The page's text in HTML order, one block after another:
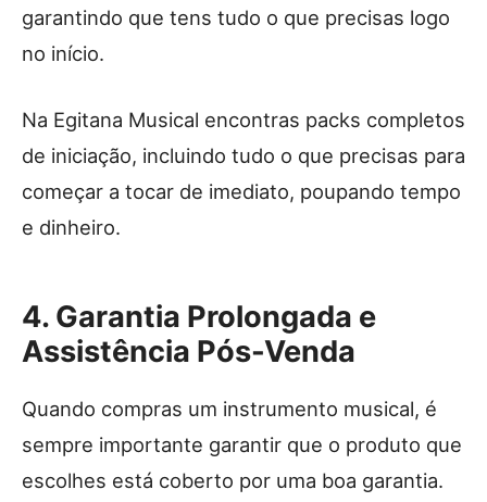
garantindo que tens tudo o que precisas logo
no início.
Na Egitana Musical encontras packs completos
de iniciação, incluindo tudo o que precisas para
começar a tocar de imediato, poupando tempo
e dinheiro.
4. Garantia Prolongada e
Assistência Pós-Venda
Quando compras um instrumento musical, é
sempre importante garantir que o produto que
escolhes está coberto por uma boa garantia.